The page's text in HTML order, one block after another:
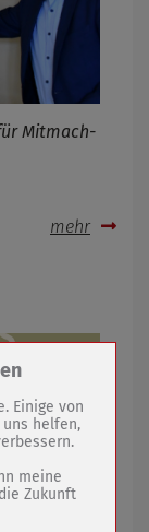
Mitmach-
mehr
/
SPAM
Einige von
helfen,
meine
Zukunft